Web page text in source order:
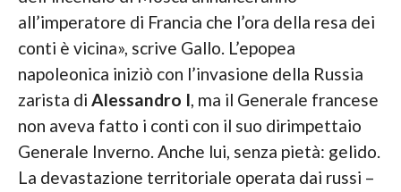
all’imperatore di Francia che l’ora della resa dei
conti è vicina», scrive Gallo. L’epopea
napoleonica iniziò con l’invasione della Russia
zarista di Alessandro I, ma il Generale francese
non aveva fatto i conti con il suo dirimpettaio
Generale Inverno. Anche lui, senza pietà: gelido.
La devastazione territoriale operata dai russi –